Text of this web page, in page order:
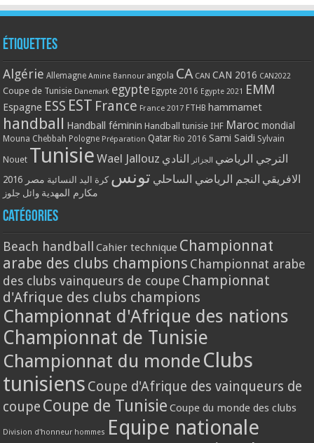
Étiquettes
Algérie Allemagne Amine Bannour angola CA CAN CAN 2016 CAN2022
Coupe de Tunisie Danemark egypte Egypte 2016 Egypte 2021 EMM
Espagne ESS EST France France 2017 FTHB hammamet
handball Handball féminin Handball tunisie IHF Maroc mondial
Mouna Chebbah Pologne Préparation Qatar Rio 2016 Sami Saidi Sylvain
Nouet Tunisie Wael Jallouz الترجي الرياضي الجزائر النادي
الافريقي النجم الرياضي الساحلي تونس كرة اليد النسائية مصر 2016
مكارم المهدية وائل جلوز
Catégories
Beach handball Cahier technique Championnat
arabe des clubs champions Championnat arabe
des clubs vainqueurs de coupe Championnat
d'Afrique des clubs champions
Championnat d'Afrique des nations
Championnat de Tunisie
Championnat du monde Clubs
tunisiens Coupe d'Afrique des vainqueurs de
coupe Coupe de Tunisie Coupe du monde des clubs
Division d'honneur hommes Equipe nationale